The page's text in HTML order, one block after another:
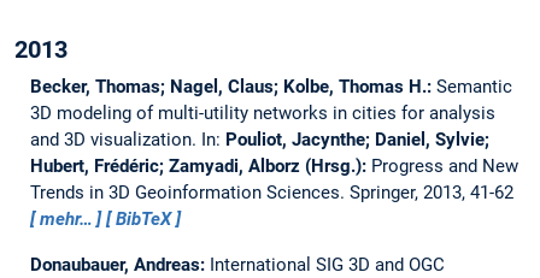
2013
Becker, Thomas; Nagel, Claus; Kolbe, Thomas H.: Semantic
3D modeling of multi-utility networks in cities for analysis
and 3D visualization. In: Pouliot, Jacynthe; Daniel, Sylvie;
Hubert, Frédéric; Zamyadi, Alborz (Hrsg.): Progress and New
Trends in 3D Geoinformation Sciences. Springer, 2013, 41-62
mehr…
BibTeX
Donaubauer, Andreas: International SIG 3D and OGC